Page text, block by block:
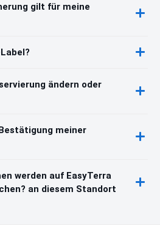
gilt für meine
ändern oder
meiner
werden auf EasyTerra
an diesem Standort